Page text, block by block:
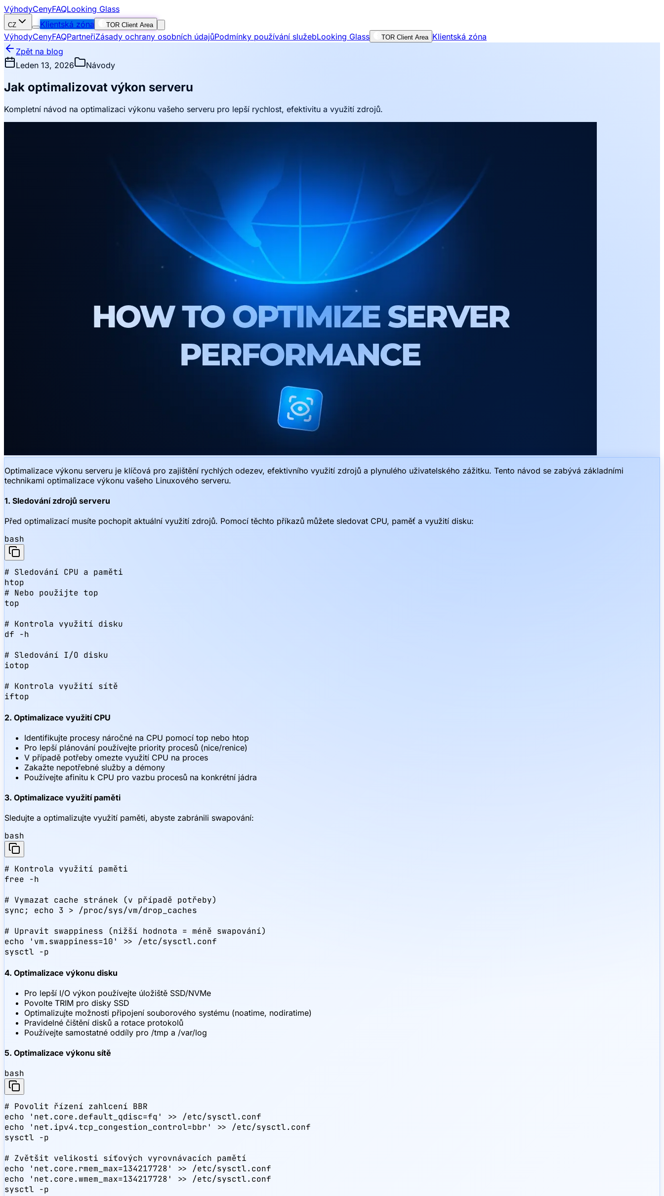
VýhodyCenyFAQLooking Glass
CZ Klientská zóna TOR Client Area
VýhodyCenyFAQPartneřiZásady ochrany osobních údajůPodmínky používání služebLooking Glass TOR Client Area Klientská zóna
Zpět na blog
Leden 13, 2026
Návody
Jak optimalizovat výkon serveru
Kompletní návod na optimalizaci výkonu vašeho serveru pro lepší rychlost, efektivitu a využití zdrojů.
Optimalizace výkonu serveru je klíčová pro zajištění rychlých odezev, efektivního využití zdrojů a plynulého uživatelského zážitku. Tento návod se zabývá základními
technikami optimalizace výkonu vašeho Linuxového serveru.
1. Sledování zdrojů serveru
Před optimalizací musíte pochopit aktuální využití zdrojů. Pomocí těchto příkazů můžete sledovat CPU, paměť a využití disku:
bash
# Sledování CPU a paměti
htop
# Nebo použijte top
top
# Kontrola využití disku
df -h
# Sledování I/O disku
iotop
# Kontrola využití sítě
iftop
2. Optimalizace využití CPU
Identifikujte procesy náročné na CPU pomocí top nebo htop
Pro lepší plánování používejte priority procesů (nice/renice)
V případě potřeby omezte využití CPU na proces
Zakažte nepotřebné služby a démony
Používejte afinitu k CPU pro vazbu procesů na konkrétní jádra
3. Optimalizace využití paměti
Sledujte a optimalizujte využití paměti, abyste zabránili swapování:
bash
# Kontrola využití paměti
free -h
# Vymazat cache stránek (v případě potřeby)
sync; echo 3 > /proc/sys/vm/drop_caches
# Upravit swappiness (nižší hodnota = méně swapování)
echo 'vm.swappiness=10' >> /etc/sysctl.conf
sysctl -p
4. Optimalizace výkonu disku
Pro lepší I/O výkon používejte úložiště SSD/NVMe
Povolte TRIM pro disky SSD
Optimalizujte možnosti připojení souborového systému (noatime, nodiratime)
Pravidelné čištění disků a rotace protokolů
Používejte samostatné oddíly pro /tmp a /var/log
5. Optimalizace výkonu sítě
bash
# Povolit řízení zahlcení BBR
echo 'net.core.default_qdisc=fq' >> /etc/sysctl.conf
echo 'net.ipv4.tcp_congestion_control=bbr' >> /etc/sysctl.conf
sysctl -p
# Zvětšit velikosti síťových vyrovnávacích pamětí
echo 'net.core.rmem_max=134217728' >> /etc/sysctl.conf
echo 'net.core.wmem_max=134217728' >> /etc/sysctl.conf
sysctl -p